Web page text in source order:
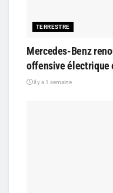
TERRESTRE
Mercedes-Benz
offensive électrique
il y a 1 semaine